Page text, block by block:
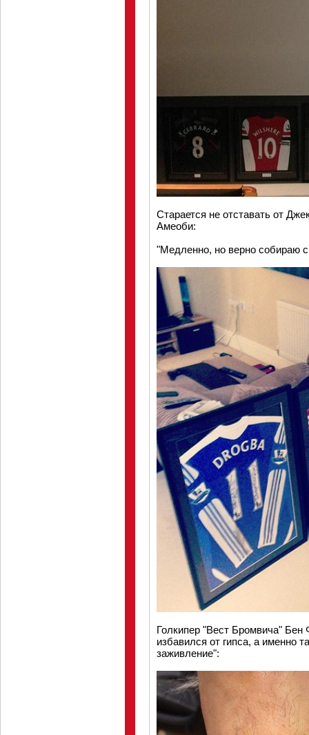
Старается не отставать от
Амеоби:
"Медленно, но верно собираю
Голкипер "Вест Бромвича" Бен
избавился от гипса, а именно
заживление":